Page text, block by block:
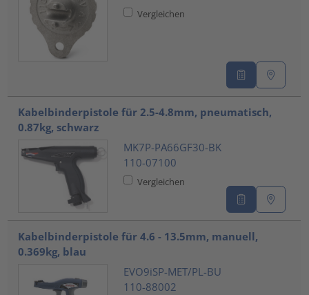
Vergleichen
Kabelbinderpistole für 2.5-4.8mm, pneumatisch,
0.87kg, schwarz
MK7P-PA66GF30-BK
110-07100
Vergleichen
Kabelbinderpistole für 4.6 - 13.5mm, manuell,
0.369kg, blau
EVO9iSP-MET/PL-BU
110-88002